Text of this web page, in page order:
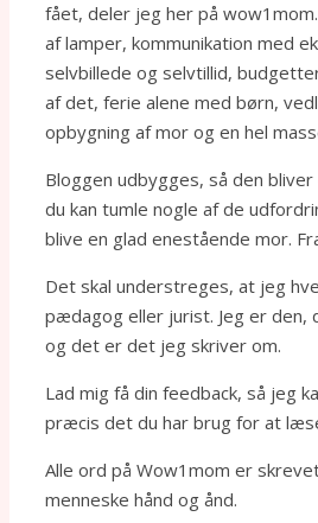
fået, deler jeg her på
af lamper, kommunikation med
selvbillede og selvtillid,
af det, ferie alene med børn,
opbygning af mor og en hel
Bloggen udbygges, så den
du kan tumle nogle af de
blive en glad enestående mor.
Det skal understreges, at jeg
pædagog eller jurist. Jeg er den,
og det er det jeg skriver om.
Lad mig få din feedback, så jeg
præcis det du har brug for at
Alle ord på Wow1mom er
menneske hånd og ånd.